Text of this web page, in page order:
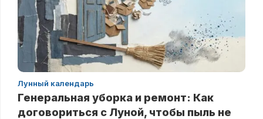
Лунный календарь
Генеральная уборка и ремонт: Как
договориться с Луной, чтобы пыль не